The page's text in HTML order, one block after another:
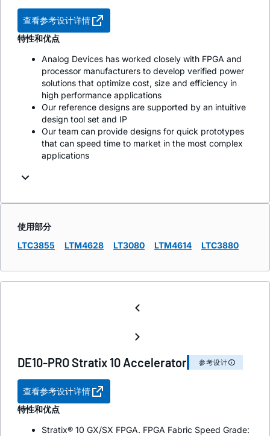
查看参考设计详情
特性和优点
Analog Devices has worked closely with FPGA and
processor manufacturers to develop verified power
solutions that optimize cost, size and efficiency in
high performance applications
Our reference designs are supported by an intuitive
design tool set and IP
Our team can provide designs for quick prototypes
that can speed time to market in the most complex
applications
使用部分
LTC3855
LTM4628 LT3080 LTM4614 LTC3880
DE10-PRO Stratix 10 Accelerator 参考设计
查看参考设计详情
特性和优点
Stratix® 10 GX/SX FPGA. FPGA Fabric Speed Grade: